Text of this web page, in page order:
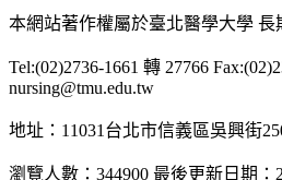
本網站著作權屬於臺北醫學大學 長
Tel:(02)2736-1661 轉 27766
nursing@tmu.edu.tw
地址：11031台北市信義區吳興街
瀏覽人數：344900 最後更新日期：